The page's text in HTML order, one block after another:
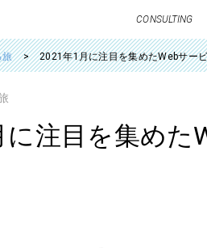
CONSULTING
旅 2021年1月に注目を集めたWebサー
注目を集めた